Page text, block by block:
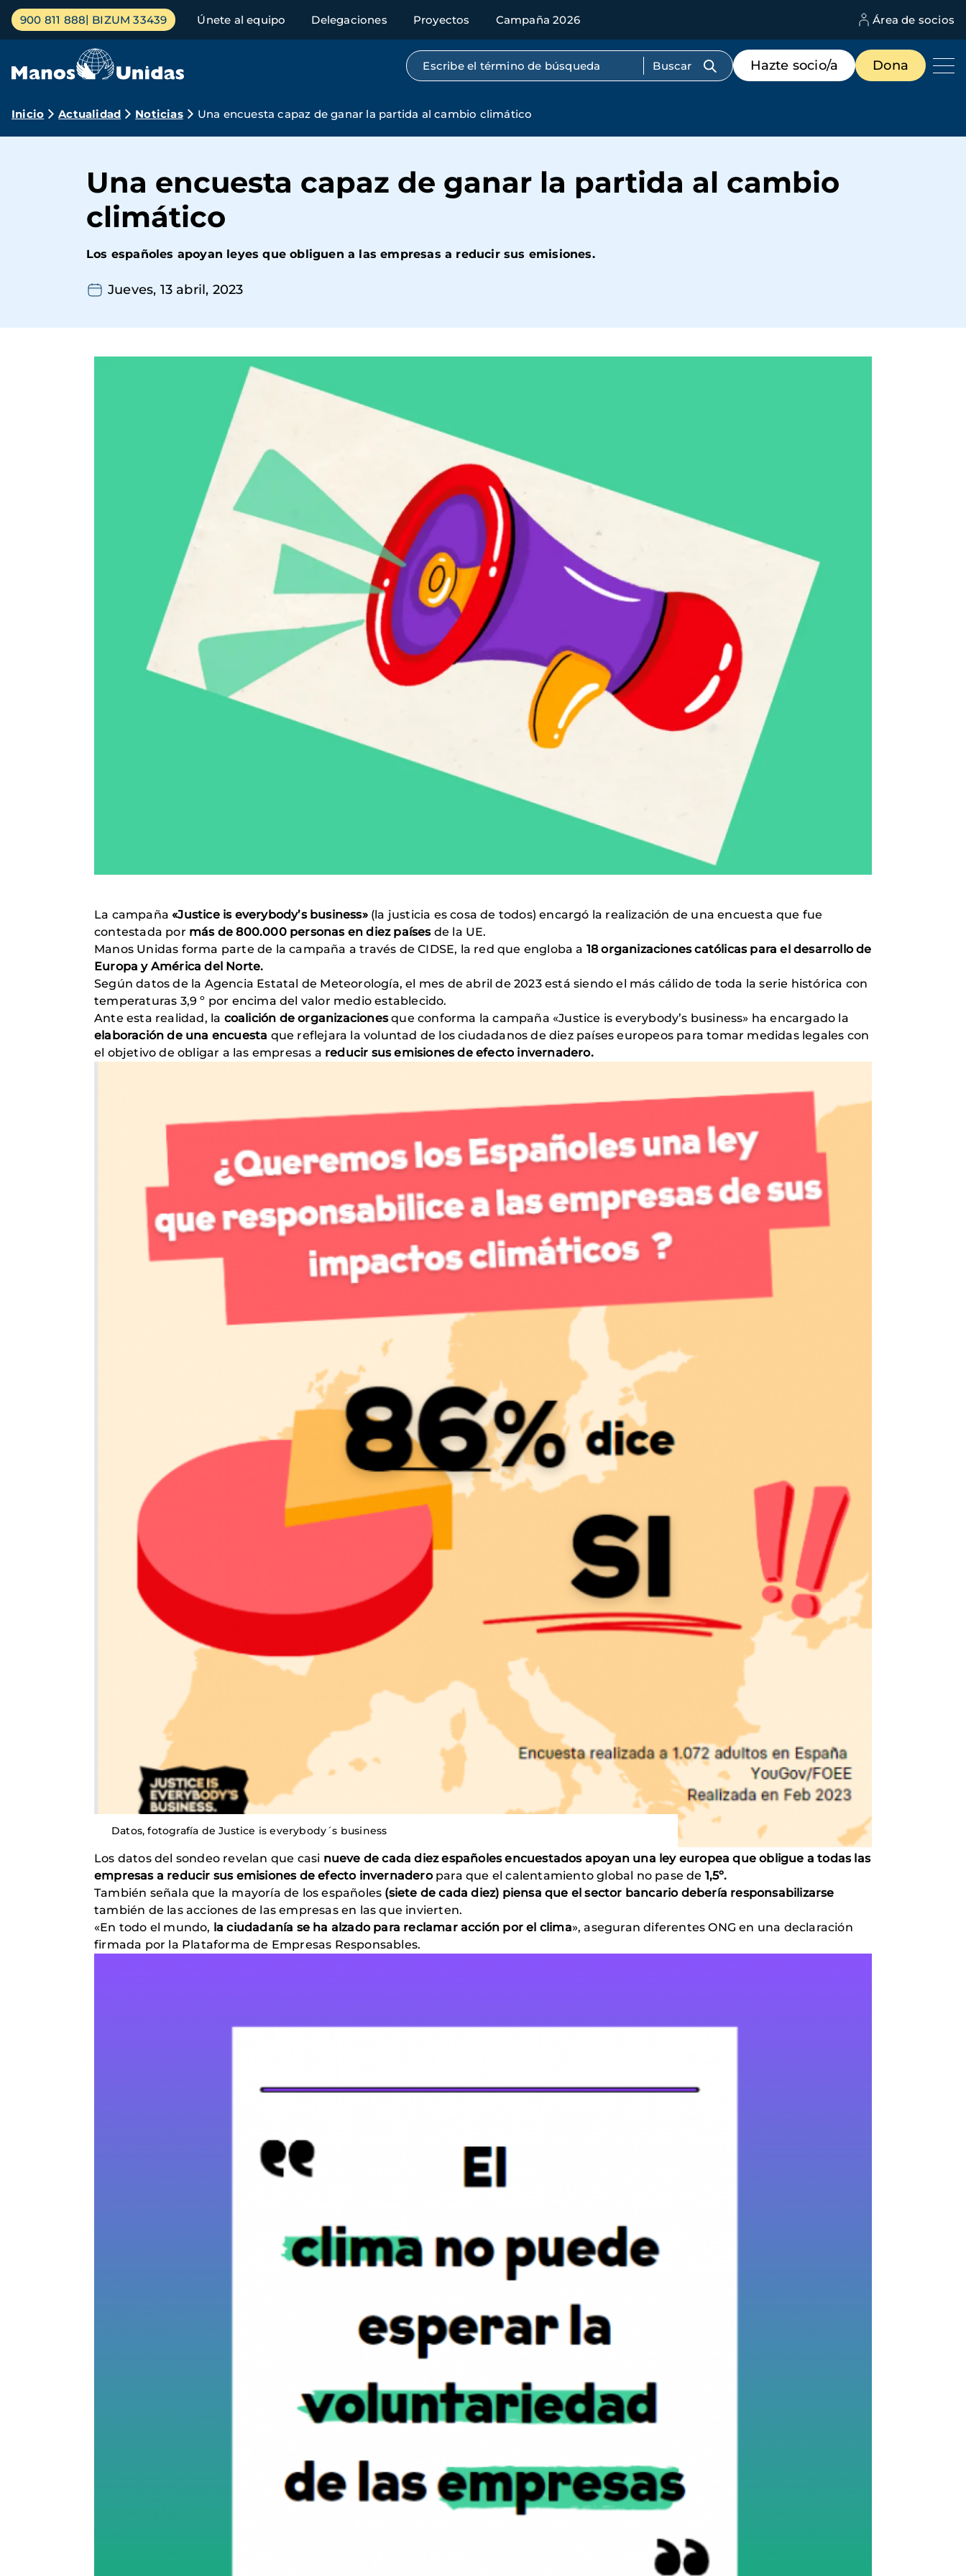
Pasar
contenido
Menú
principal
900 811 888 BIZUM 33439 Únete al equipo Delegaciones Proyectos Campaña 2026 Área de socios
Búsqueda por texto completo
Menú
de
destacados
Hazte socio/a Dona
Ruta
navegación
Inicio Actualidad Noticias Una encuesta capaz de ganar la partida al cambio climático
Una encuesta capaz de ganar la partida al cambio
climático
Los españoles apoyan leyes que obliguen a las empresas a reducir sus emisiones.
Jueves, 13 abril, 2023
La campaña«Justice is everybody’s business» (la justicia es cosa de todos) encargó la realización de una encuesta que fue
contestada por más de 800.000 personas en diez paísesde la UE.
Manos Unidas forma parte de la campaña a través de CIDSE, la red que engloba a 18 organizaciones católicas para el desarrollo de
Europa y América del Norte.
Según datos de la Agencia Estatal de Meteorología, el mes de abril de 2023 está siendo el más cálido de toda la serie histórica con
temperaturas 3,9 º por encima del valor medio establecido.
Ante esta realidad, la coalición de organizacionesque conforma la campaña «Justice is everybody’s business» ha encargado la
elaboración de una encuesta que reflejara la voluntad de los ciudadanos de diez países europeos para tomar medidas legales con
el objetivo de obligar a las empresas a reducir sus emisiones de efecto invernadero.
Datos, fotografía de Justice is everybody´s business
Los datos del sondeo revelan que casi nueve de cada diez españoles encuestados apoyan una ley europea que obligue a todas las
empresas a reducir sus emisiones de efecto invernadero para que el calentamiento global no pase de 1,5º.
También señala que la mayoría de los españoles (siete de cada diez) piensa que el sector bancario debería responsabilizarse
también de las acciones de las empresas en las que invierten.
«En todo el mundo, la ciudadanía se ha alzado para reclamar acción por el clima», aseguran diferentes ONG en una declaración
firmada por la Plataforma de Empresas Responsables.